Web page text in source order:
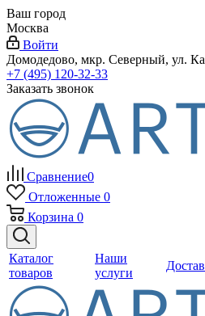
Ваш город
Москва
Войти
Домодедово, мкр. Северный, ул.
+7 (495) 120-32-33
Заказать звонок
Сравнение0
Отложенные 0
Корзина 0
Каталог
товаров
Наши
услуги